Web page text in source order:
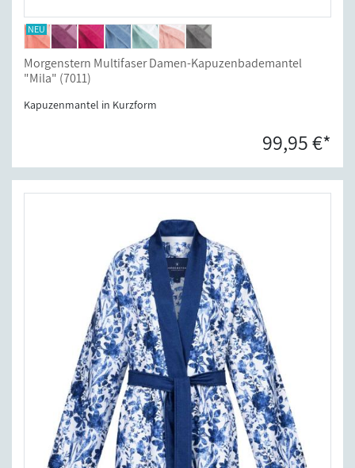
Morgenstern Multifaser Damen-Kapuzenbademantel
"Mila" (7011)
Kapuzenmantel in Kurzform
99,95 €*